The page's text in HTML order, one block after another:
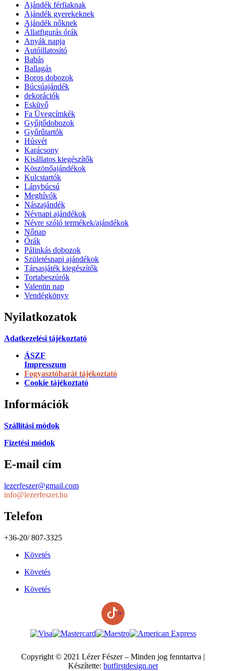
Ajándék férfiaknak
Ajándék gyerekeknek
Ajándék nőknek
Állatfigurás órák
Anyák napja
Autóillatosító
Babás
Ballagás
Boros dobozok
Búcsúajándék
dekorációk
Esküvő
Fa Üvegcímkék
Gyűjtődobozok
Gyűrűtartók
Húsvét
Karácsony
Kisállatos kiegészítők
Köszönőajándékok
Kulcstartók
Lánybúcsú
Meghívók
Nászajándék
Névnapi ajándékok
Névre szóló termékek/ajándékok
Nőnap
Órák
Pálinkás dobozok
Születésnapi ajándékok
Társasjáték kiegészítők
Tortabeszúrók
Valentin nap
Vendégkönyv
Nyilatkozatok
Adatkezelési tájékoztató
ÁSZF
Impresszum
Fogyasztóbarát tájékoztató
Cookie tájékoztató
Információk
Szállítási módok
Fizetési módok
E-mail cím
lezerfeszer@gmail.com
info@lezerfeszer.hu
Telefon
+36-20/ 807-3325
Követés
Követés
Követés
>
Copyright © 2021 Lézer Fészer – Minden jog fenntartva |
Készítette: butfirstdesign.net